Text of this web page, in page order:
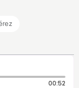
00:52